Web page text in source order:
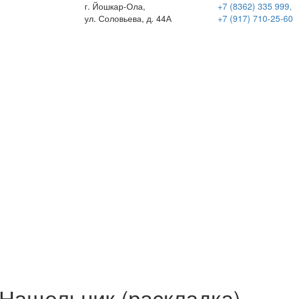
г. Йошкар-Ола,
ул. Соловьева, д. 44А
+7 (8362) 335 999,
+7 (917) 710-25-60